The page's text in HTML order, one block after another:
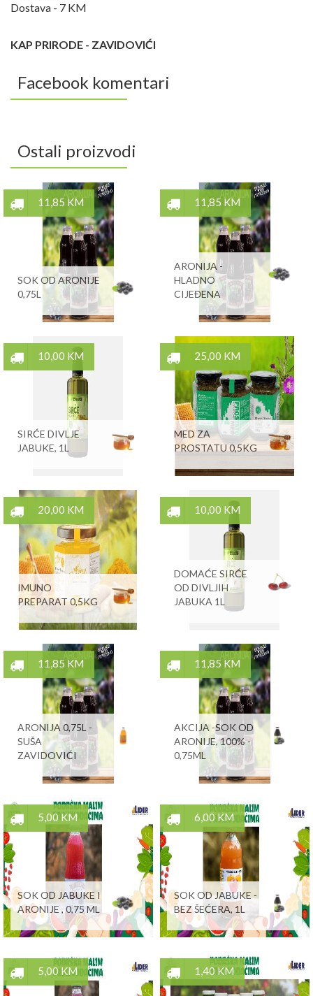
Dostava - 7 KM
KAP PRIRODE - ZAVIDOVIĆI
Facebook komentari
Ostali proizvodi
11,85 KM
SOK OD ARONIJE
0,75L
11,85 KM
ARONIJA -
HLADNO
CIJEĐENA
10,00 KM
SIRĆE DIVLJE
JABUKE, 1L
25,00 KM
MED ZA
PROSTATU 0,5KG
20,00 KM
IMUNO
PREPARAT 0,5KG
10,00 KM
DOMAĆE SIRĆE
OD DIVLJIH
JABUKA 1L
11,85 KM
ARONIJA 0,75L -
SUŠA
ZAVIDOVIĆI
11,85 KM
AKCIJA -SOK OD
ARONIJE, 100% -
0,75ML
5,00 KM
SOK OD JABUKE I
ARONIJE , 0,75 ML
6,00 KM
SOK OD JABUKE -
BEZ ŠEĆERA, 1L
5,00 KM 1,40 KM